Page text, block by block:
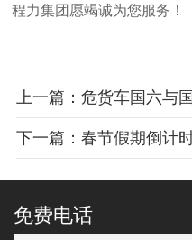
程力集团愿竭诚为您服务！
上一篇：危货车国六与
免费电话